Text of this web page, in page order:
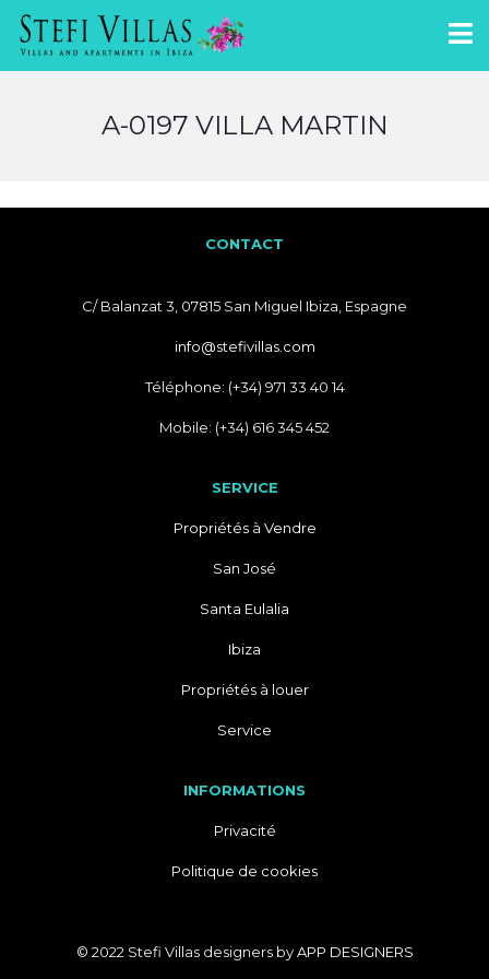
A-0197 VILLA MARTIN
CONTACT
C/ Balanzat 3, 07815 San Miguel Ibiza, Espagne
info@stefivillas.com
Téléphone: (+34) 971 33 40 14
Mobile: (+34) 616 345 452
SERVICE
Propriétés à Vendre
San José
Santa Eulalia
Ibiza
Propriétés à louer
Service
INFORMATIONS
Privacité
Politique de cookies
© 2022 Stefi Villas designers byAPP DESIGNERS